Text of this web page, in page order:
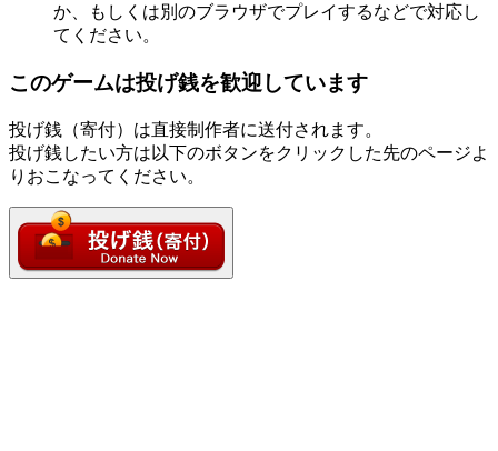
か、もしくは別のブラウザでプレイするなどで対応し
てください。
このゲームは投げ銭を歓迎しています
投げ銭（寄付）は直接制作者に送付されます。
投げ銭したい方は以下のボタンをクリックした先のページよ
りおこなってください。